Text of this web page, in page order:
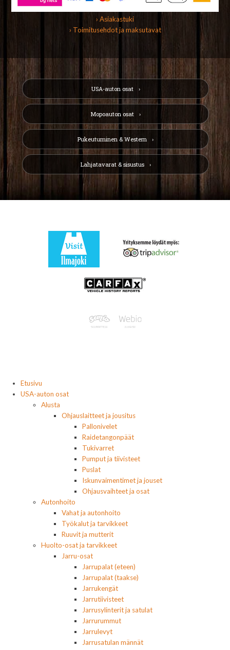
› Asiakastuki
› Toimitusehdot ja maksutavat
USA-auton osat
Mopoauton osat
Pukeutuminen & Western
Lahjatavarat & sisustus
Etusivu
USA-auton osat
Alusta
Ohjauslaitteet ja jousitus
Pallonivelet
Raidetangonpäät
Tukivarret
Pumput ja tiivisteet
Puslat
Iskunvaimentimet ja jouset
Ohjausvaihteet ja osat
Autonhoito
Vahat ja autonhoito
Työkalut ja tarvikkeet
Ruuvit ja mutterit
Huolto-osat ja tarvikkeet
Jarru-osat
Jarrupalat (eteen)
Jarrupalat (taakse)
Jarrukengät
Jarrutiivisteet
Jarrusylinterit ja satulat
Jarrurummut
Jarrulevyt
Jarrusatulan männät